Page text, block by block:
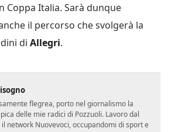
Coppa Italia. Sarà dunque
il percorso che svolgerà la
di Allegri.
flegrea, porto nel giornalismo la
delle mie radici di Pozzuoli. Lavoro dal
network Nuovevoci, occupandomi di sport e